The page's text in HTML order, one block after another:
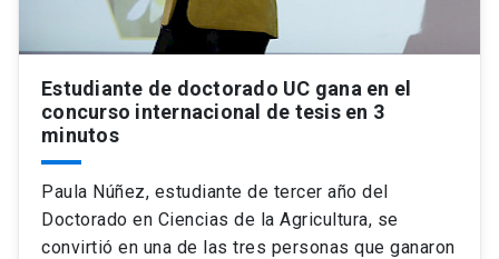
Estudiante de doctorado UC gana en el
concurso internacional de tesis en 3
minutos
Paula Núñez, estudiante de tercer año del
Doctorado en Ciencias de la Agricultura, se
convirtió en una de las tres personas que ganaron